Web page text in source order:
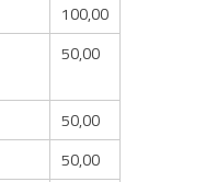
100,00
50,00
50,00
50,00